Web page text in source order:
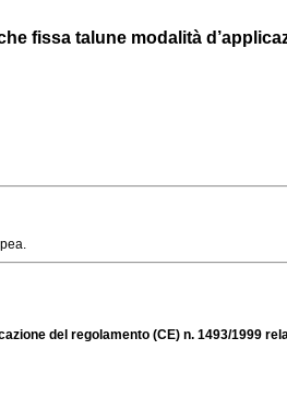
fissa talune modalità
del regolamento (CE) n. 1493/1999